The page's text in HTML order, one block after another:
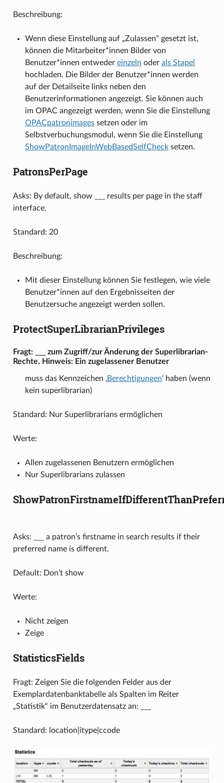
Beschreibung:
Wenn diese Einstellung auf „Zulassen“ gesetzt ist,
können die Mitarbeiter*innen Bilder von
Benutzer*innen entweder einzeln oder als Stapel
hochladen. Die Bilder der Benutzer*innen werden
auf der Detailseite links neben den
Benutzerinformationen angezeigt. Sie können auch
im OPAC angezeigt werden, wenn Sie die Einstellung
OPACpatronimagessetzen oder im
Selbstverbuchungsmodul, wenn Sie die Einstellung
ShowPatronImageInWebBasedSelfChecksetzen.
PatronsPerPage
Asks: By default, show ___ results per page in the staff
interface.
Standard: 20
Beschreibung:
Mit dieser Einstellung können Sie festlegen, wie viele
Benutzer*innen auf den Ergebnisseiten der
Benutzersuche angezeigt werden sollen.
ProtectSuperLibrarianPrivileges
Fragt: ___ zum Zugriff/zur Änderung der Superlibrarian-
Rechte. Hinweis: Ein zugelassener Benutzer
muss das Kennzeichen ‚Berechtigungen‘ haben (wenn
kein superlibrarian)
Standard: Nur Superlibrarians ermöglichen
Werte:
Allen zugelassenen Benutzern ermöglichen
Nur Superlibrarians zulassen
Asks: ___ a patron’s firstname in search results if their
preferred name is different.
Default: Don’t show
Werte:
Nicht zeigen
Zeige
StatisticsFields
Fragt: Zeigen Sie die folgenden Felder aus der
Exemplardatenbanktabelle als Spalten im Reiter
„Statistik“ im Benutzerdatensatz an: ___
Standard: location|itype|ccode